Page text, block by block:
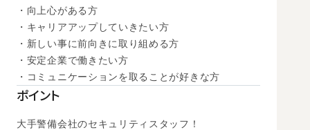
・向上心がある方
・キャリアアップしていきたい方
・新しい事に前向きに取り組める方
・安定企業で働きたい方
・コミュニケーションを取ることが好きな方
ポイント
大手警備会社のセキュリティスタッフ！